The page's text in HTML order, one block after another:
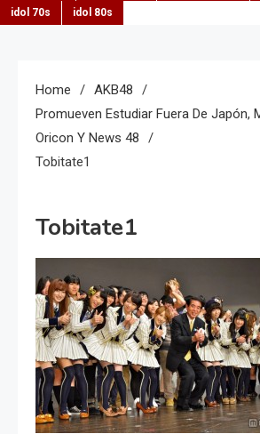
idol 70s
idol 80s
Home
AKB48
Promueven Estudiar Fuera De Japón,
Oricon Y News 48
Tobitate1
Tobitate1